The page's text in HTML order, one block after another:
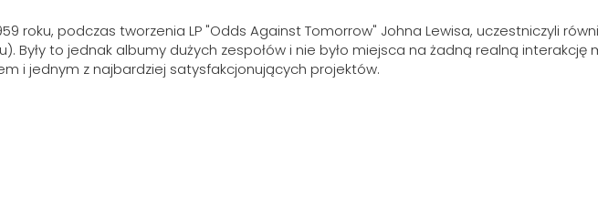
roku, podczas tworzenia LP "Odds Against Tomorrow" Johna Lewisa, uczestniczyli
Były to jednak albumy dużych zespołów i nie było miejsca na żadną realną
i jednym z najbardziej satysfakcjonujących projektów.